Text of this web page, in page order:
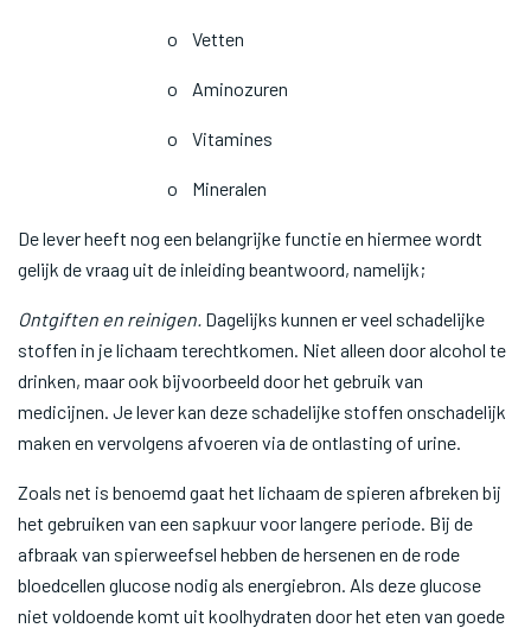
o Vetten
o Aminozuren
o Vitamines
o Mineralen
De lever heeft nog een belangrijke functie en hiermee wordt
gelijk de vraag uit de inleiding beantwoord, namelijk;
Ontgiften en reinigen. Dagelijks kunnen er veel schadelijke
stoffen in je lichaam terechtkomen. Niet alleen door alcohol te
drinken, maar ook bijvoorbeeld door het gebruik van
medicijnen. Je lever kan deze schadelijke stoffen onschadelijk
maken en vervolgens afvoeren via de ontlasting of urine.
Zoals net is benoemd gaat het lichaam de spieren afbreken bij
het gebruiken van een sapkuur voor langere periode. Bij de
afbraak van spierweefsel hebben de hersenen en de rode
bloedcellen glucose nodig als energiebron. Als deze glucose
niet voldoende komt uit koolhydraten door het eten van goede